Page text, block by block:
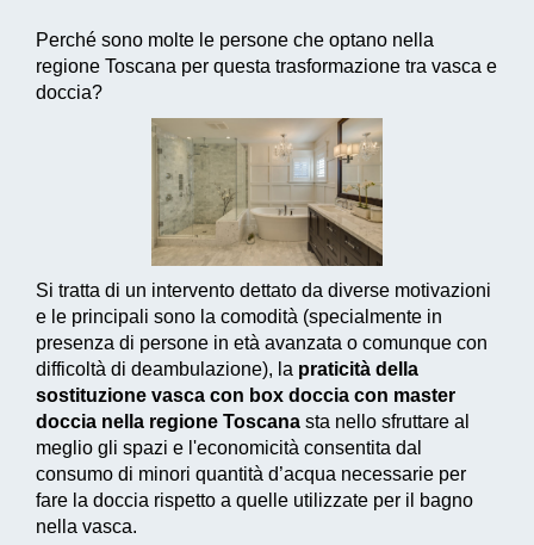
Perché sono molte le persone che optano nella
regione Toscana per questa trasformazione tra vasca e
doccia?
Si tratta di un intervento dettato da diverse motivazioni
e le principali sono la comodità (specialmente in
presenza di persone in età avanzata o comunque con
difficoltà di deambulazione), la praticità della
sostituzione vasca con box doccia con master
doccia nella regione Toscana sta nello sfruttare al
meglio gli spazi e l'economicità consentita dal
consumo di minori quantità d’acqua necessarie per
fare la doccia rispetto a quelle utilizzate per il bagno
nella vasca.